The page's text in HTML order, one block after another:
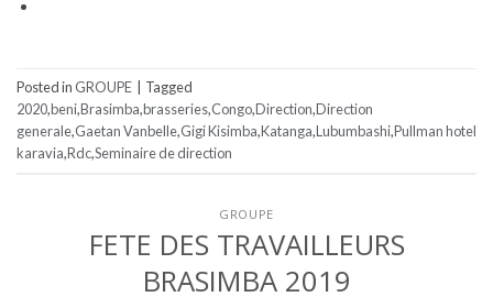
Posted in GROUPE
Tagged
2020,beni,Brasimba,brasseries,Congo,Direction,Direction
generale,Gaetan Vanbelle,Gigi Kisimba,Katanga,Lubumbashi,Pullman hotel
karavia,Rdc,Seminaire de direction
GROUPE
FETE DES TRAVAILLEURS
BRASIMBA 2019